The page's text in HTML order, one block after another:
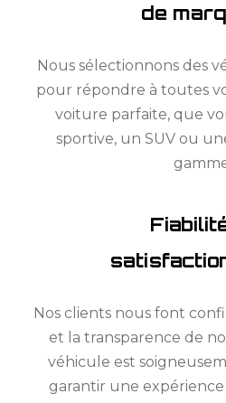
de
Nous sélectionnons des
pour répondre à toutes
voiture parfaite, que
sportive, un SUV ou
Nos clients nous font
et la transparence de
véhicule est
garantir une expérience